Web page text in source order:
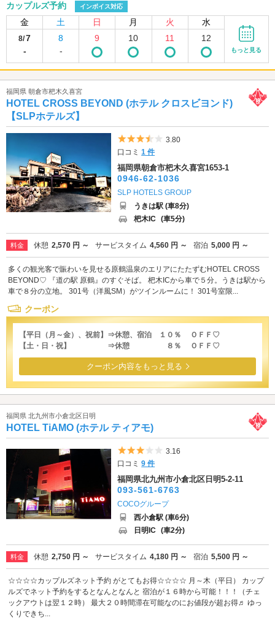
カップルズ予約 インボイス対応
金 土 日 月 火 水
8/7
-
8
-
9 10 11 12
もっと見る
福岡県 朝倉市杷木久喜宮
HOTEL CROSS BEYOND (ホテル クロスビヨンド)
【SLPホテルズ】
5つ星のうち3.5
3.80
口コミ1 件
福岡県朝倉市杷木久喜宮1653-1
0946-62-1036
SLP HOTELS GROUP
うきは駅 (車8分)
杷木IC (車5分)
料金 休憩 2,570 円 ～ サービスタイム 4,560 円 ～ 宿泊 5,000 円 ～
多くの観光客で賑わいを見せる原鶴温泉のエリアにたたずむHOTEL CROSS
BEYOND♡ 『道の駅 原鶴』のすぐそば。 杷木ICから車で５分。うきは駅から
車で８分の立地。 301号（洋風SM）がツインルームに！ 301号室限...
クーポン
【平日（月～金）、祝前】⇒休憩、宿泊 １０％ ＯＦＦ♡
【土・日・祝】 ⇒休憩 ８％ ＯＦＦ♡
クーポン内容をもっと見る
福岡県 北九州市小倉北区日明
HOTEL TiAMO (ホテル ティアモ)
5つ星のうち3
3.16
口コミ9 件
福岡県北九州市小倉北区日明5-2-11
093-561-6763
COCOグループ
西小倉駅 (車6分)
日明IC (車2分)
料金 休憩 2,750 円 ～ サービスタイム 4,180 円 ～ 宿泊 5,500 円 ～
☆☆☆☆カップルズネット予約 がとてもお得☆☆☆☆ 月～木（平日） カップ
ルズでネット予約をするとなんとなんと 宿泊が１６時から可能！！！（チェ
ックアウトは翌１２時） 最大２０時間滞在可能なのにお値段が超お得♬ ゆっ
くりできち...